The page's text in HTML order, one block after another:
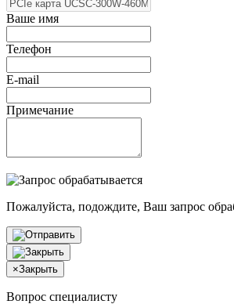
Ваше имя
Телефон
E-mail
Примечание
Пожалуйста, подождите, Ваш запрос
×Закрыть
Вопрос специалисту